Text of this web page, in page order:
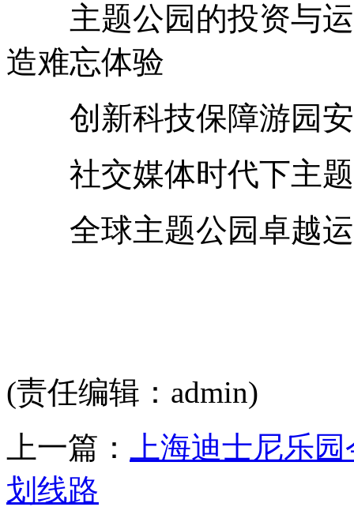
主题公园的投资与
造难忘体验
创新科技保障游园安
社交媒体时代下主题
全球主题公园卓越运
(责任编辑：admin)
上一篇：
上海迪士尼乐
划线路